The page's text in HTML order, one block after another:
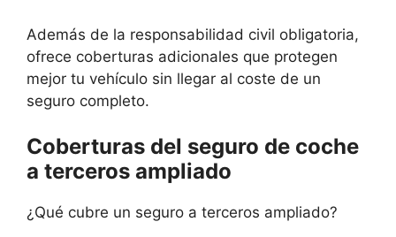
Además de la responsabilidad civil obligatoria,
ofrece coberturas adicionales que protegen
mejor tu vehículo sin llegar al coste de un
seguro completo.
Coberturas del seguro de coche
a terceros ampliado
¿Qué cubre un seguro a terceros ampliado?